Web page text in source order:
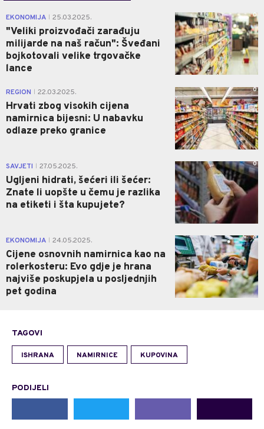
EKONOMIJA 25.03.2025.
"Veliki proizvođači zarađuju
milijarde na naš račun": Šveđani
bojkotovali velike trgovačke
lance
0
REGION 22.03.2025.
Hrvati zbog visokih cijena
namirnica bijesni: U nabavku
odlaze preko granice
0
SAVJETI 27.05.2025.
Ugljeni hidrati, šećeri ili šećer:
Znate li uopšte u čemu je razlika
na etiketi i šta kupujete?
0
EKONOMIJA 24.05.2025.
Cijene osnovnih namirnica kao na
rolerkosteru: Evo gdje je hrana
najviše poskupjela u posljednjih
pet godina
0
TAGOVI
ISHRANA NAMIRNICE KUPOVINA
PODIJELI